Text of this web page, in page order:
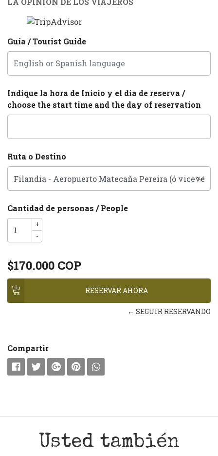
Guía / Tourist Guide
Indique la hora de Inicio y el día de reserva /
choose the start time and the day of reservation
Ruta o Destino
Cantidad de personas / People
+
-
$170.000 COP
← SEGUIR RESERVANDO
Compartir
Usted también